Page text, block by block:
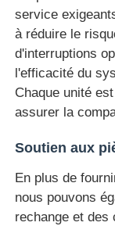
compteur de
Imprimante
machine à
Pièces de
service
à réduire le
d'interruptions
l'efficacité du
Chaque unité
assurer la
Soutien aux
En plus de
nous pouvons
rechange et des